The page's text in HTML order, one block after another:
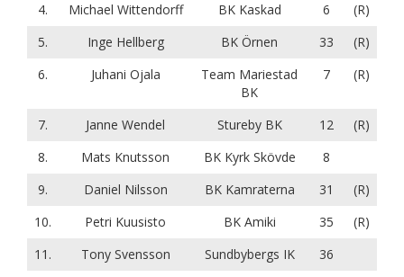
4. Michael Wittendorff BK Kaskad 6
(R)
5.
Inge Hellberg BK Örnen 33
(R)
6.
Juhani Ojala
Team Mariestad
BK
7 (R)
7. Janne Wendel Stureby BK 12
(R)
8.
Mats Knutsson BK Kyrk Skövde
8
9.
Daniel Nilsson BK Kamraterna 31
(R)
10.
Petri Kuusisto BK Amiki 35
(R)
11.
Tony Svensson Sundbybergs IK
36